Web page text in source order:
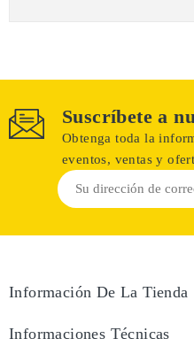
Suscríbete a
Obtenga toda la
eventos, ventas y
Información De La Tienda
Informaciones Técnicas